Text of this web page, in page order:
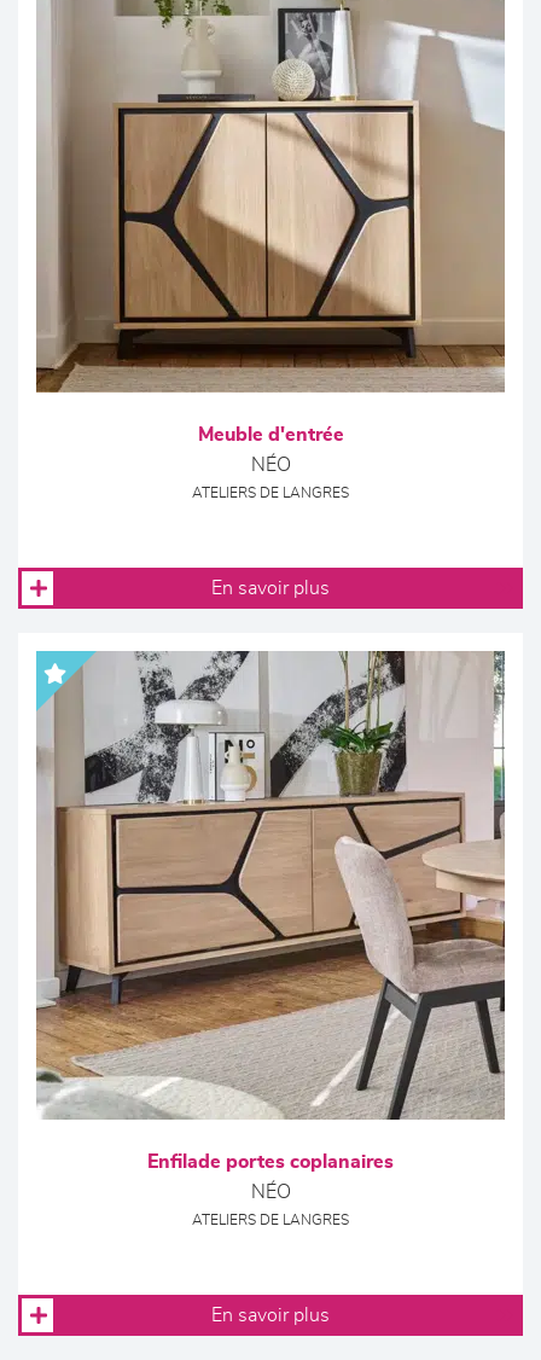
Meuble d'entrée
NÉO
ATELIERS DE LANGRES
En savoir plus
Enfilade portes coplanaires
NÉO
ATELIERS DE LANGRES
En savoir plus